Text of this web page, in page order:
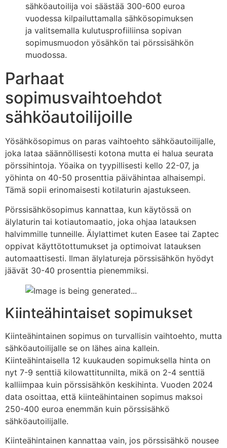
sähköautoilija voi säästää 300-600 euroa
vuodessa kilpailuttamalla sähkösopimuksen
ja valitsemalla kulutusprofiiliinsa sopivan
sopimusmuodon yösähkön tai pörssisähkön
muodossa.
Parhaat
sopimusvaihtoehdot
sähköautoilijoille
Yösähkösopimus on paras vaihtoehto sähköautoilijalle,
joka lataa säännöllisesti kotona mutta ei halua seurata
pörssihintoja. Yöaika on tyypillisesti kello 22-07, ja
yöhinta on 40-50 prosenttia päivähintaa alhaisempi.
Tämä sopii erinomaisesti kotilaturin ajastukseen.
Pörssisähkösopimus kannattaa, kun käytössä on
älylaturin tai kotiautomaatio, joka ohjaa latauksen
halvimmille tunneille. Älylattimet kuten Easee tai Zaptec
oppivat käyttötottumukset ja optimoivat latauksen
automaattisesti. Ilman älylatureja pörssisähkön hyödyt
jäävät 30-40 prosenttia pienemmiksi.
Kiinteähintaiset sopimukset
Kiinteähintainen sopimus on turvallisin vaihtoehto, mutta
sähköautoilijalle se on lähes aina kallein.
Kiinteähintaisella 12 kuukauden sopimuksella hinta on
nyt 7-9 senttiä kilowattitunnilta, mikä on 2-4 senttiä
kalliimpaa kuin pörssisähkön keskihinta. Vuoden 2024
data osoittaa, että kiinteähintainen sopimus maksoi
250-400 euroa enemmän kuin pörssisähkö
sähköautoilijalle.
Kiinteähintainen kannattaa vain, jos pörssisähkö nousee